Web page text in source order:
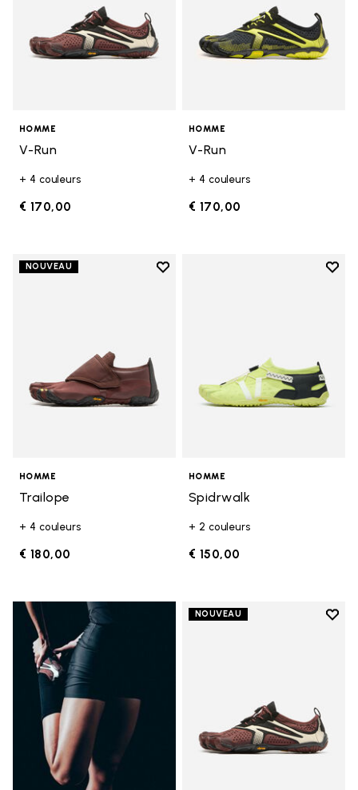
HOMME
V-Run
+ 4 couleurs
€ 170,00
HOMME
V-Run
+ 4 couleurs
€ 170,00
NOUVEAU
Add to wishlist
HOMME
Trailope
+ 4 couleurs
€ 180,00
Add
HOMME
Spidrwalk
+ 2 couleurs
€ 150,00
NOUVEAU
Add